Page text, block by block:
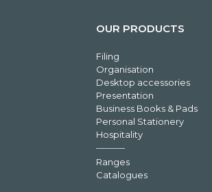
OUR PRODUCTS
Filing
Organisation
Desktop accessories
Presentation
Business Books & Pads
Personal Stationery
Hospitality
Ranges
Catalogues